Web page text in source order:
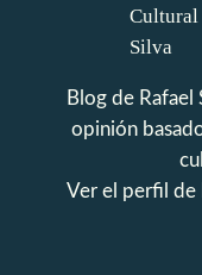
Blog de Rafael
opinión
Ver el perfil de